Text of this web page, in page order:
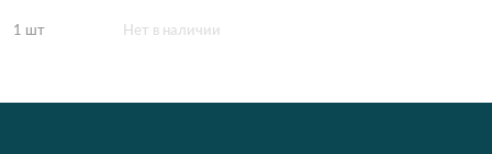
1 шт Нет в наличии